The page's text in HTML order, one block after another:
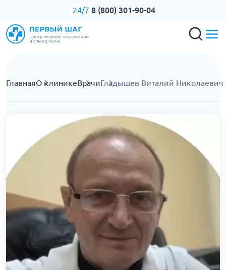
24/7 8 (800) 301-90-04
ГлавнаяО клиникеВрачиГладышев Виталий Николаевич